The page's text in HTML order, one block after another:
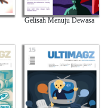
Gelisah Menuju Dewasa